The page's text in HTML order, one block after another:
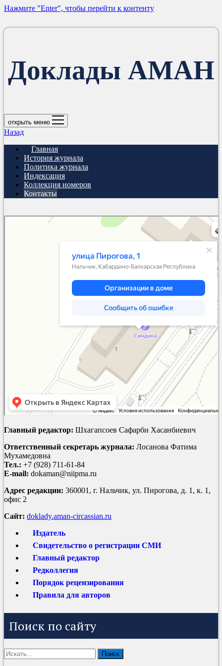
Нажмите "Enter", чтобы перейти к контенту
Доклады АМАН
открыть меню
Назад
Главная
История журнала
Политика журнала
Индексация
Коллекция номеров
Контакты
Главный редактор: Шхагапсоев Сафарби Хасанбиевич
Ответственный секретарь журнала: Лосанова Фатима
Мухамедовна
Тел.: +7 (928) 711-61-84
E-mail: dokaman@niipma.ru
Адрес редакции: 360001, г. Нальчик, ул. Пирогова, д. 1, к. 1,
офис 2
Сайт: doklady.aman-circassian.ru
Издатель
Свидетельство о регистрации СМИ
Главный редактор
Редколлегия
Порядок рецензирования
Правила для авторов
Поиск по сайту